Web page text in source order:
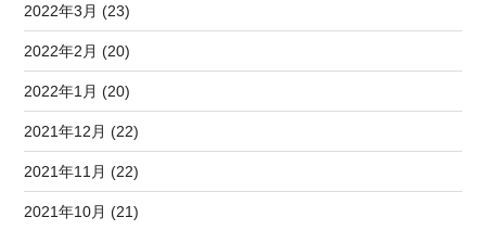
2022年3月 (23)
2022年2月 (20)
2022年1月 (20)
2021年12月 (22)
2021年11月 (22)
2021年10月 (21)